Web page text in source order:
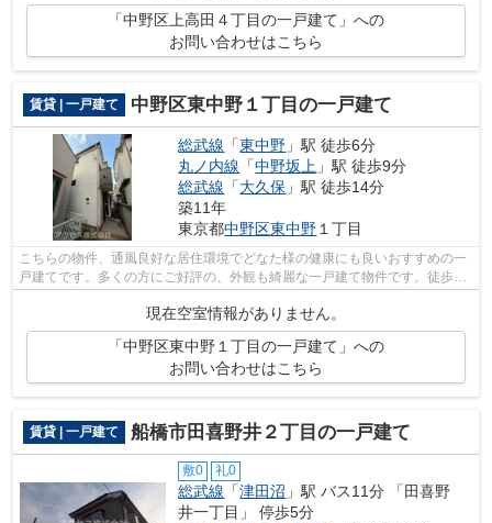
「中野区上高田４丁目の一戸建て」への
お問い合わせはこちら
賃貸 | 一戸建て 中野区東中野１丁目の一戸建て
総武線 「東中野 」駅 徒歩6分
丸ノ内線 「中野坂上 」駅 徒歩9分
総武線 「大久保 」駅 徒歩14分
築11年
東京都中野区東中野 １丁目
こちらの物件、通風良好な居住環境でどなた様の健康にも良いおすすめの一
戸建てです。多くの方にご好評の、外観も綺麗な一戸建て物件です。徒歩4
現在空室情報がありません。
「中野区東中野１丁目の一戸建て」への
お問い合わせはこちら
賃貸 | 一戸建て 船橋市田喜野井２丁目の一戸建て
敷0 礼0
総武線 「津田沼 」駅 バス11分 「田喜野
井一丁目」 停歩5分